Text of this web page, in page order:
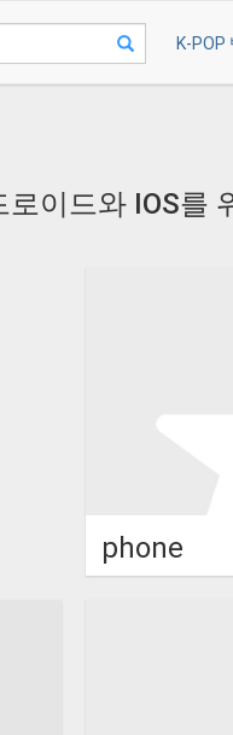
K-POP
로이드와 IOS를
phone